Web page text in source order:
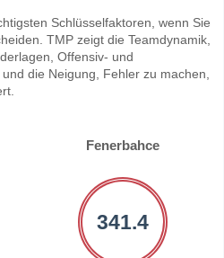
Schlüsselfaktoren, wenn Sie
TMP zeigt die Teamdynamik,
Offensiv- und
die Neigung, Fehler zu machen,
Fenerbahce
341.4